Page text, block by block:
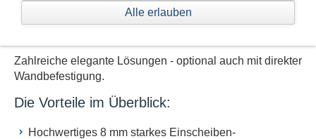
Details Modellvarianten
Zahlreiche elegante Lösungen - optional auch mit direkter
Wandbefestigung.
Die Vorteile im Überblick:
Hochwertiges 8 mm starkes Einscheiben-
Alle erlauben